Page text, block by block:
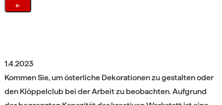
←
1.4.2023
Kommen Sie, um österliche Dekorationen zu gestalten oder
den Klöppelclub bei der Arbeit zu beobachten. Aufgrund